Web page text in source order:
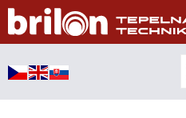
Přeskočit
obsah